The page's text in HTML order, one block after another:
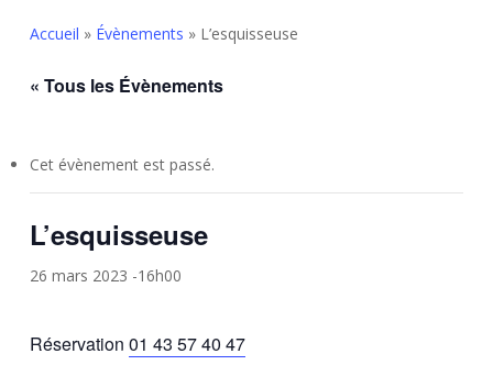
Accueil » Évènements » L’esquisseuse
« Tous les Évènements
Cet évènement est passé.
L’esquisseuse
26 mars 2023 -16h00
Réservation 01 43 57 40 47